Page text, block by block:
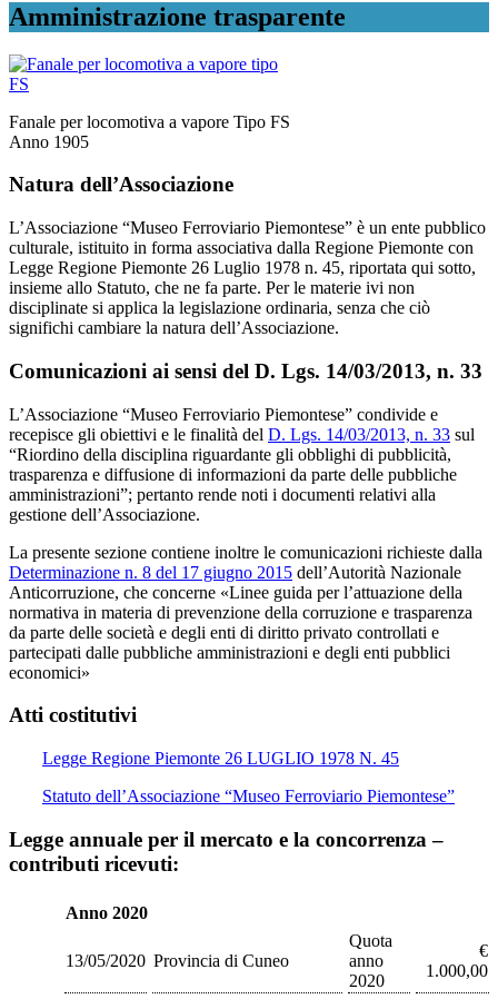
Amministrazione trasparente
Fanale per locomotiva a vapore Tipo FS
Anno 1905
Natura dell’Associazione
L’Associazione “Museo Ferroviario Piemontese” è un ente pubblico
culturale, istituito in forma associativa dalla Regione Piemonte con
Legge Regione Piemonte 26 Luglio 1978 n. 45, riportata qui sotto,
insieme allo Statuto, che ne fa parte. Per le materie ivi non
disciplinate si applica la legislazione ordinaria, senza che ciò
significhi cambiare la natura dell’Associazione.
Comunicazioni ai sensi del D. Lgs. 14/03/2013, n. 33
L’Associazione “Museo Ferroviario Piemontese” condivide e
recepisce gli obiettivi e le finalità del D. Lgs. 14/03/2013, n. 33 sul
“Riordino della disciplina riguardante gli obblighi di pubblicità,
trasparenza e diffusione di informazioni da parte delle pubbliche
amministrazioni”; pertanto rende noti i documenti relativi alla
gestione dell’Associazione.
La presente sezione contiene inoltre le comunicazioni richieste dalla
Determinazione n. 8 del 17 giugno 2015 dell’Autorità Nazionale
Anticorruzione, che concerne «Linee guida per l’attuazione della
normativa in materia di prevenzione della corruzione e trasparenza
da parte delle società e degli enti di diritto privato controllati e
partecipati dalle pubbliche amministrazioni e degli enti pubblici
economici»
Atti costitutivi
Legge Regione Piemonte 26 LUGLIO 1978 N. 45
Statuto dell’Associazione “Museo Ferroviario Piemontese”
Legge annuale per il mercato e la concorrenza –
contributi ricevuti:
Anno 2020
13/05/2020 Provincia di Cuneo
Quota
anno
2020
€
1.000,00